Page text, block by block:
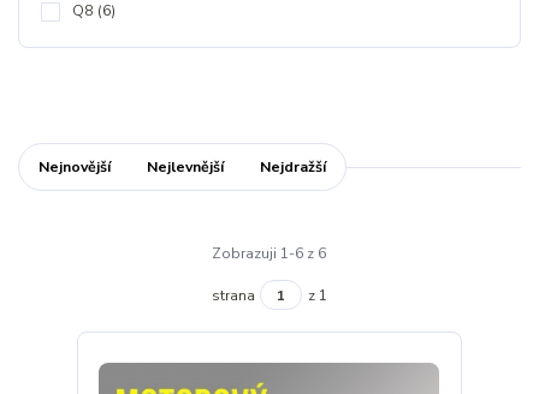
Q8 (6)
Nejnovější Nejlevnější Nejdražší
Zobrazuji 1-6 z 6
strana z 1